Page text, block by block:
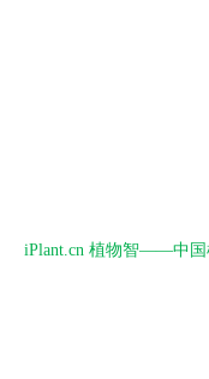
iPlant.cn 植物智——中国